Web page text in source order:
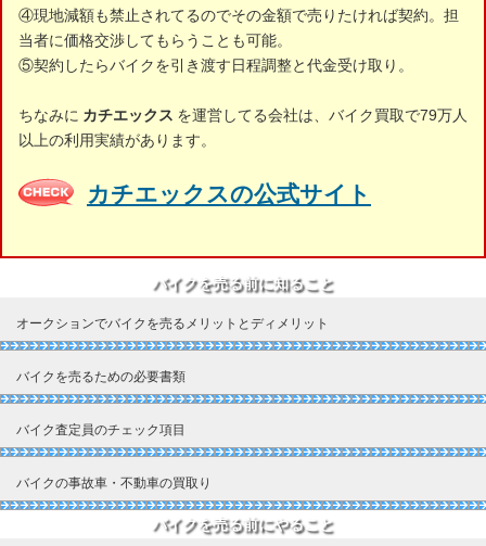
④現地減額も禁止されてるのでその金額で売りたければ契約。担
当者に価格交渉してもらうことも可能。
⑤契約したらバイクを引き渡す日程調整と代金受け取り。
ちなみに カチエックス を運営してる会社は、バイク買取で79万人
以上の利用実績があります。
カチエックスの公式サイト
バイクを売る前に知ること
オークションでバイクを売るメリットとディメリット
バイクを売るための必要書類
バイク査定員のチェック項目
バイクの事故車・不動車の買取り
バイクを売る前にやること